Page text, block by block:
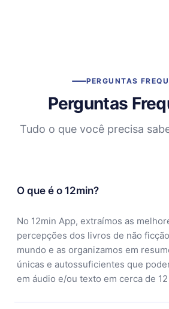
PERGUNTAS
Perguntas
Tudo o que você precisa
O que é o 12min?
No 12min App, extraímos as
percepções dos livros de não
mundo e as organizamos em
únicas e autossuficientes que
em áudio e/ou texto em cerca de